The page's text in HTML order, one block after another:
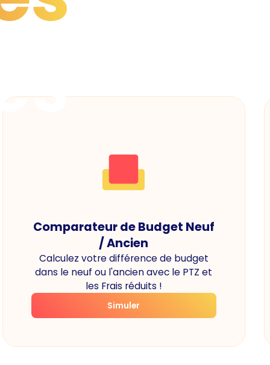
Comparateur de Budget Neuf
/ Ancien
Calculez votre différence de budget
dans le neuf ou l'ancien avec le PTZ et
les Frais réduits !
Simuler